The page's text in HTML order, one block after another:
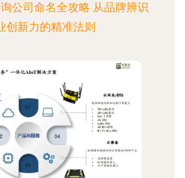
公司命名全攻略 从品牌辨识
创新力的精准法则